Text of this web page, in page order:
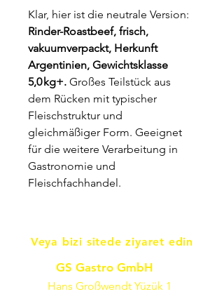
Klar, hier ist die neutrale Version:
Rinder-Roastbeef, frisch,
vakuumverpackt, Herkunft
Argentinien, Gewichtsklasse
5,0 kg+. Großes Teilstück aus
dem Rücken mit typischer
Fleischstruktur und
gleichmäßiger Form. Geeignet
für die weitere Verarbeitung in
Gastronomie und
Fleischfachhandel.
Veya bizi sitede ziyaret edin
GS Gastro GmbH
Hans Großwendt Yüzük 1